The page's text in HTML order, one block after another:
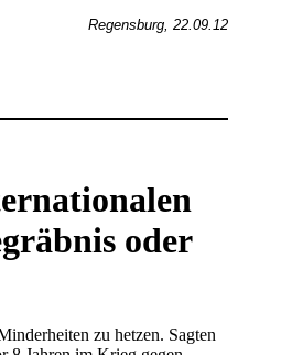
Regensburg, 22.09.12
oder
zu hetzen. Sagten